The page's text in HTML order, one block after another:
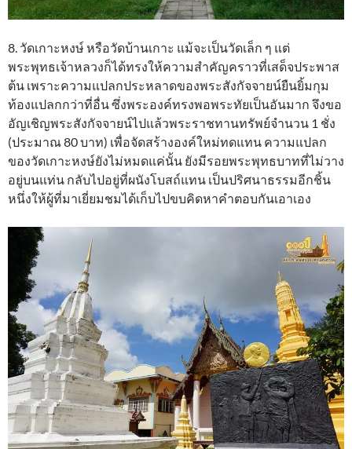
8. วัดเกาะหงษ์ หรือวัดบ้านเกาะ แม้จะเป็นวัดเล็ก ๆ แต่
พระพุทธเจ้าหลวงก็ได้ทรงให้ความสำคัญคราวที่เสด็จประพาส
ต้น เพราะความแปลกประหลาดของพระสังกัจจายน์ยืนยิ้มกุม
ท้องแปลกกว่าที่อื่น ซึ่งพระองค์ทรงพอพระทัยเป็นอันมาก จึงขอ
อัญเชิญพระสังกัจจายน์ไปแล้วพระราชทานทรัพย์จำนวน 1 ชั่ง
(ประมาณ 80 บาท) เพื่อจัดสร้างองค์ใหม่ทดแทน ความแปลก
ของวัดเกาะหงษ์ยังไม่หมดแค่นั้น ยังมีรอยพระพุทธบาทที่ไม่วาง
อยู่บนแท่น กลับไปอยู่ที่ผนังโบสถ์แทน เป็นปริศนาธรรมอีกชิ้น
หนึ่งให้ผู้ที่มาเยี่ยมชมได้เก็บไปขบคิดหาคำตอบกันเอาเอง